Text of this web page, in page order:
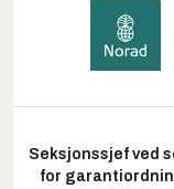
Seksjonssjef ved
for